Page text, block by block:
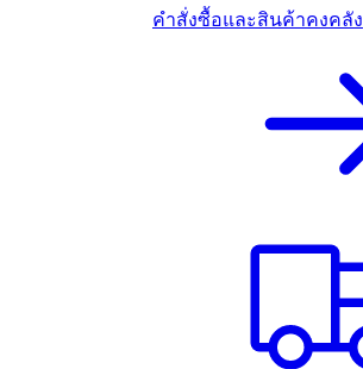
คำสั่งซื้อและสินค้าคงคลัง